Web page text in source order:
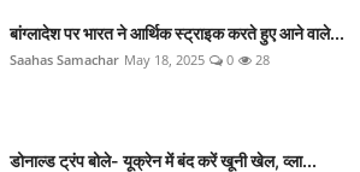
बांग्लादेश पर भारत ने आर्थिक स्ट्राइक करते हुए आने वाले...
Saahas Samachar May 18, 2025 0 28
डोनाल्ड ट्रंप बोले- यूक्रेन में बंद करें खूनी खेल, व्ला...